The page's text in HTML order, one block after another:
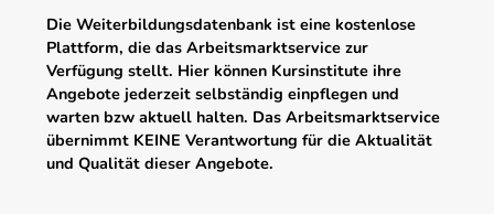
Die Weiterbildungsdatenbank ist eine kostenlose
Plattform, die das Arbeitsmarktservice zur
Verfügung stellt. Hier können Kursinstitute ihre
Angebote jederzeit selbständig einpflegen und
warten bzw aktuell halten. Das Arbeitsmarktservice
übernimmt KEINE Verantwortung für die Aktualität
und Qualität dieser Angebote.